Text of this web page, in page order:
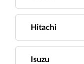
Hitachi
Isuzu